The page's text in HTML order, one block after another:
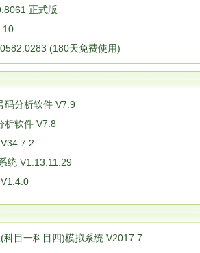
正式版
(180天免费使用)
码分析软件 V7.9
析软件 V7.8
统 V1.13.11.29
目一科目四)模拟系统 V2017.7